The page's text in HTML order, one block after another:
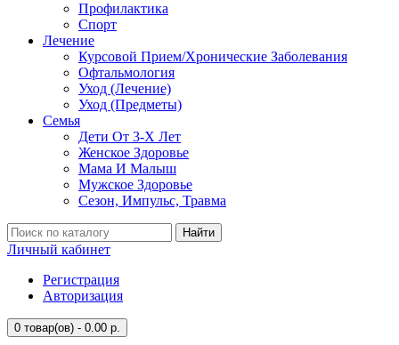
Профилактика
Спорт
Лечение
Курсовой Прием/Хронические Заболевания
Офтальмология
Уход (Лечение)
Уход (Предметы)
Семья
Дети От 3-Х Лет
Женское Здоровье
Мама И Малыш
Мужское Здоровье
Сезон, Импульс, Травма
Найти
Личный кабинет
Регистрация
Авторизация
0 товар(ов) - 0.00 р.